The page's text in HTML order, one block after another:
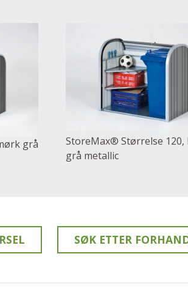
grå
StoreMax® Størrelse 120,
grå metallic
SØK ETTER